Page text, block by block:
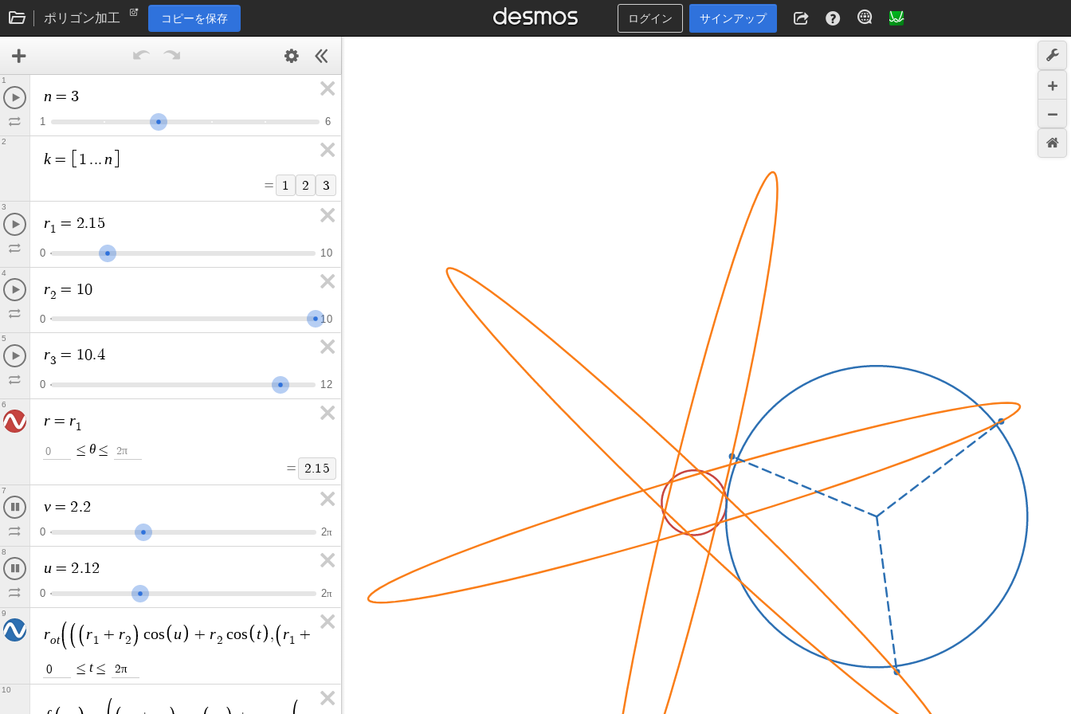
ポリゴン加工 コピーを保存 ログイン サインアップ
n = 3
1 6
1
k = 1 ... n
= 1 2 3
2
r1 = 2.15
0 10
3
r2 = 10
0 1 0
4
r3 = 10.4
0 12
5
r = r1
0 ≤ θ ≤ 2π
= 2.15
6
v = 2.8
0 2π
7
u = 2.7 2
0 2π
8
rot r1 + r2 cos u + r2 cos t , r1 + r
0 ≤ t ≤ 2π
9
2
10